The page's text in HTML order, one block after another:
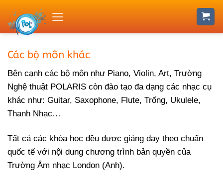
content
Các bộ môn khác
Bên cạnh các bộ môn như Piano, Violin, Art, Trường
Nghệ thuật POLARIS còn đào tạo đa dạng các nhạc cụ
khác như: Guitar, Saxophone, Flute, Trống, Ukulele,
Thanh Nhạc…
Tất cả các khóa học đều được giảng dạy theo chuẩn
quốc tế với nội dung chương trình bản quyền của
Trường Âm nhạc London (Anh).